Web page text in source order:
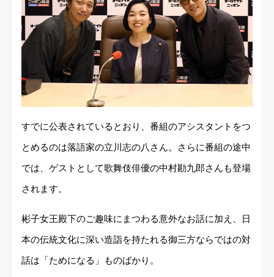
すでに公表されているとおり、番組のアシスタントをつ
とめるのは落語家の立川志の八さん。さらに番組の途中
では、ゲストとして歌舞伎俳優の中村勘九郎さんも登場
されます。
彬子女王殿下のご趣味にまつわる意外なお話に加え、日
本の伝統文化に深い造詣を持たれる御三方ならではの対
話は「ためになる」ものばかり。